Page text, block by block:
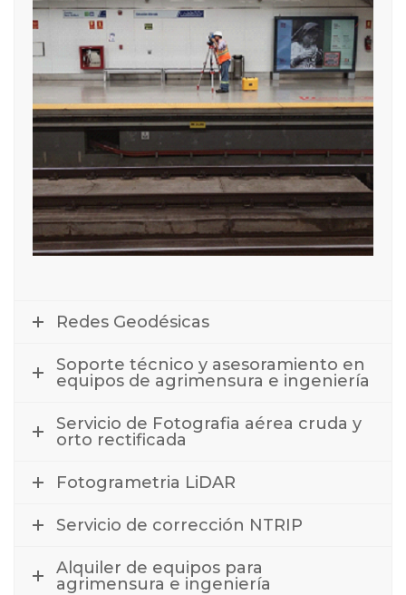
Redes Geodésicas
Soporte técnico y asesoramiento en
equipos de agrimensura e ingeniería
Servicio de Fotografia aérea cruda y
orto rectificada
Fotogrametria LiDAR
Servicio de corrección NTRIP
Alquiler de equipos para
agrimensura e ingeniería